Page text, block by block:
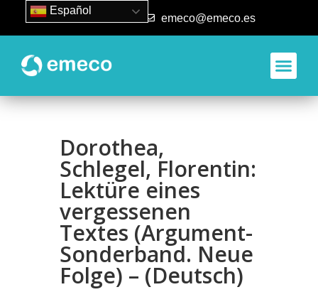
93 840 50 80 emeco@emeco.es
Dorothea,
Schlegel, Florentin:
Lektüre eines
vergessenen
Textes (Argument-
Sonderband. Neue
Folge) – (Deutsch)
Español